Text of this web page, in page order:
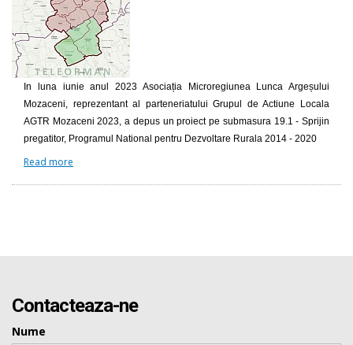
In luna iunie anul 2023 Asociația Microregiunea Lunca Argeșului
Mozaceni, reprezentant al parteneriatului Grupul de Actiune Locala
AGTR Mozaceni 2023, a depus un proiect pe submasura 19.1 - Sprijin
pregatitor, Programul National pentru Dezvoltare Rurala 2014 - 2020
Read more
Contacteaza-ne
Nume